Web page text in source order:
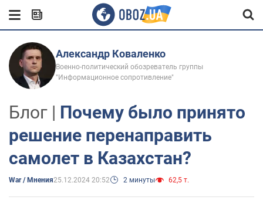
Александр Коваленко
Военно-политический обозреватель группы
"Информационное сопротивление"
Блог | Почему было принято
решение перенаправить
самолет в Казахстан?
War / Мнения25.12.2024 20:52 2 минуты 62,5 т.